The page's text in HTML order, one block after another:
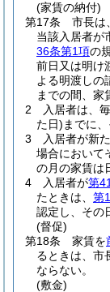
(家賃の納付)
第17条
市長は
当該入居者が
36条第1項の
前日又は明け
よる明渡しの
までの間、家
2
入居者は、
た日) までに
3
入居者が新
場合において
の月の家賃は
4
入居者が第
たときは、 第
認定し、その
(督促)
第18条
家賃を
るときは、市
ならない。
(敷金)